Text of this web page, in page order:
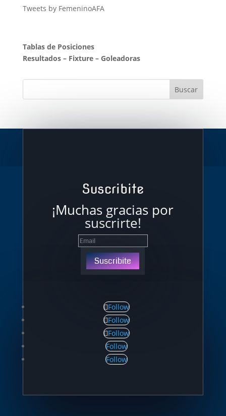
Tweets by FemeninoAFA
Tablas de Posiciones
Resultados– Fixture– Goleadoras
Suscribite
¡Muchas gracias por
suscrirte!
Suscribite
Follow
Follow
Follow
Follow
Follow